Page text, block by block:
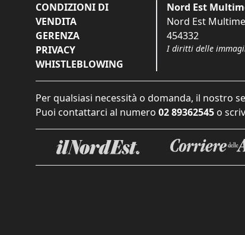
CONDIZIONI DI
VENDITA
GERENZA
PRIVACY
WHISTLEBLOWING
Nord Est
Nord Est
454332
I diritti delle
Per qualsiasi necessità o domanda, il nostro
Puoi contattarci al numero 02 89362545 o